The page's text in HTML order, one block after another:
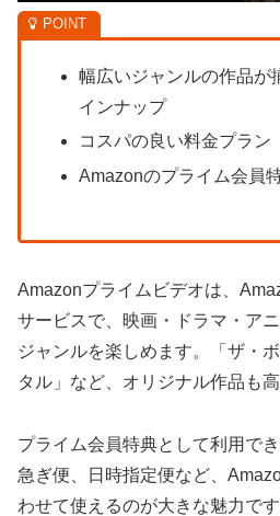
幅広いジャンルの作品が
インナップ
コスパの良い料金プラン
Amazonのプライム会員
Amazonプライムビデオは、
サービスで、映画・ドラマ・ア
ジャンルを楽しめます。「ザ・
タル」など、オリジナル作品も
プライム会員特典として利用で
急ぎ便、日時指定便など、
わせて使えるのが大きな魅力です